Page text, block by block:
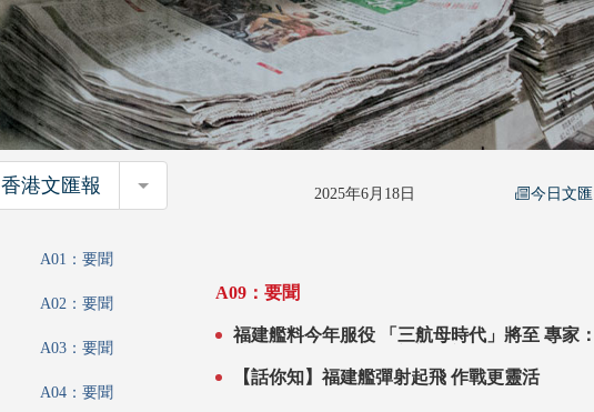
香港文匯報 香港文匯報 2025年6月18日 今日文匯
A01：要聞
A02：要聞
A03：要聞
A04：要聞
A09：要聞
福建艦料今年服役 「三航母時代」將至 專家：至少需六艘
【話你知】福建艦彈射起飛 作戰更靈活